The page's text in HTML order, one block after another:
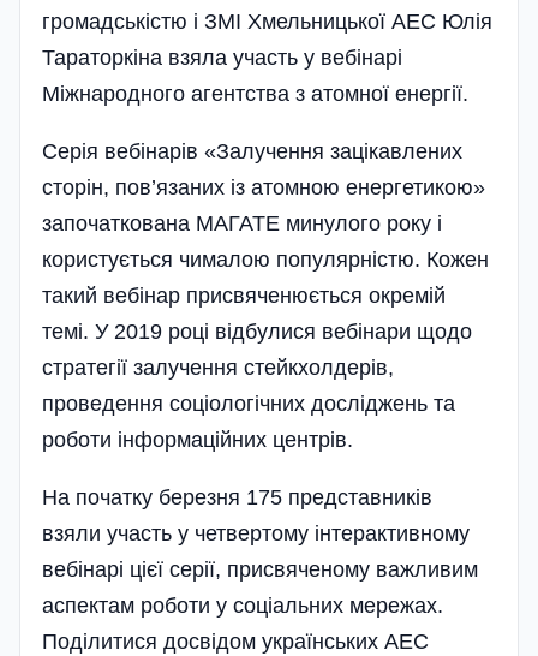
громадськістю і ЗМІ Хмельницької АЕС Юлія
Тараторкіна взяла участь у вебінарі
Міжнародного агентства з атомної енергії.
Серія вебінарів «Залучення зацікавлених
сторін, пов’язаних із атомною енергетикою»
започаткована МАГАТЕ минулого року і
користується чималою популярністю. Кожен
такий вебінар присвяченюється окремій
темі. У 2019 році відбулися вебінари щодо
стратегії залучення стейкхолдерів,
проведення соціологічних досліджень та
роботи інформаційних центрів.
На початку березня 175 представників
взяли участь у четвертому інтерактивному
вебінарі цієї серії, присвяченому важливим
аспектам роботи у соціальних мережах.
Поділитися досвідом українських АЕС